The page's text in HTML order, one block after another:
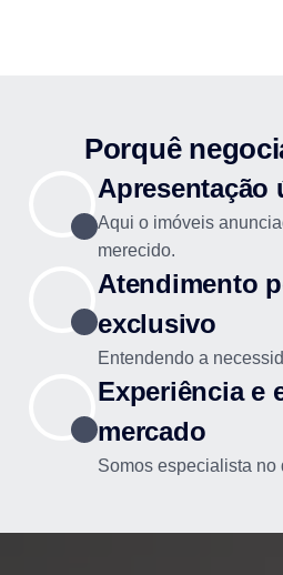
Porquê
Apresentação
Aqui o imóveis
merecido.
Atendimento
exclusivo
Entendendo a
Experiência e
mercado
Somos especialista no